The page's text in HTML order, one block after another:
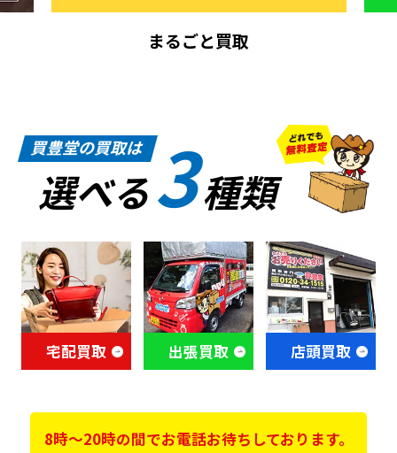
まるごと買取
買豊堂の買取は
選べる3種類
宅配買取 出張買取 店頭買取
8時～20時の間でお電話お待ちしております。